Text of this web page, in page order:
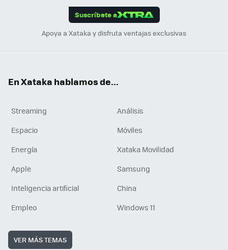
Suscríbete a
Apoya a Xataka y disfruta ventajas exclusivas
En Xataka hablamos de...
Streaming
Análisis
Espacio
Móviles
Energía
Xataka Movilidad
Apple
Samsung
Inteligencia artificial
China
Empleo
Windows 11
VER MÁS TEMAS